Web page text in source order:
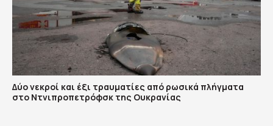
Δύο νεκροί και έξι τραυματίες από ρωσικά πλήγματα
στο Ντνιπροπετρόφσκ της Ουκρανίας